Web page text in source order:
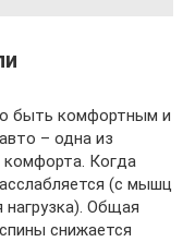
быть комфортным и
– одна из
Когда
(с мышц
нагрузка). Общая
снижается